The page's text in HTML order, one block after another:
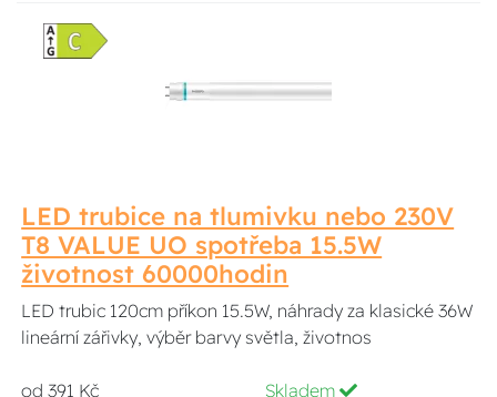
LED trubice na tlumivku nebo 230V
T8 VALUE UO spotřeba 15.5W
životnost 60000hodin
LED trubic 120cm příkon 15.5W, náhrady za klasické 36W
lineární zářivky, výběr barvy světla, životnos
od 391 Kč Skladem